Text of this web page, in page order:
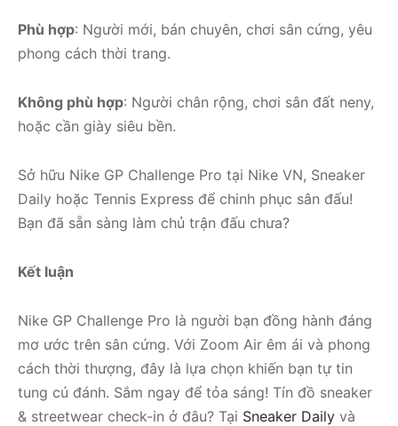
Phù hợp: Người mới, bán chuyên, chơi sân cứng, yêu
phong cách thời trang.
Không phù hợp: Người chân rộng, chơi sân đất neny,
hoặc cần giày siêu bền.
Sở hữu Nike GP Challenge Pro tại Nike VN, Sneaker
Daily hoặc Tennis Express để chinh phục sân đấu!
Bạn đã sẵn sàng làm chủ trận đấu chưa?
Kết luận
Nike GP Challenge Pro là người bạn đồng hành đáng
mơ ước trên sân cứng. Với Zoom Air êm ái và phong
cách thời thượng, đây là lựa chọn khiến bạn tự tin
tung cú đánh. Sắm ngay để tỏa sáng! Tín đồ sneaker
& streetwear check-in ở đâu? Tại Sneaker Daily và